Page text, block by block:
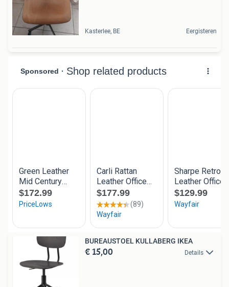
Kasterlee, BE Eergisteren
BUREAUSTOEL KULLABERG IKEA
€ 15,00 Details